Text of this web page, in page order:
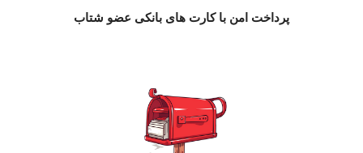
پرداخت امن با کارت های بانکی عضو شتاب